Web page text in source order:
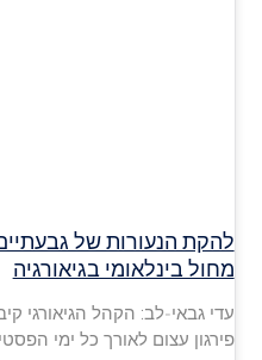
להקת הנעורות של
מחול בינלאומי בגיאורגיה
עדי גבאי-לב: הקהל הגיאורגי
פירגון עצום לאורך כל ימי